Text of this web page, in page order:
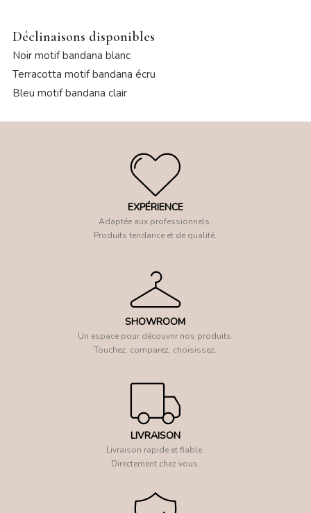
Déclinaisons disponibles
Noir motif bandana blanc
Terracotta motif bandana écru
Bleu motif bandana clair
EXPÉRIENCE
Adaptée aux professionnels.
Produits tendance et de qualité.
SHOWROOM
Un espace pour découvrir nos produits.
Touchez, comparez, choisissez.
LIVRAISON
Livraison rapide et fiable.
Directement chez vous.